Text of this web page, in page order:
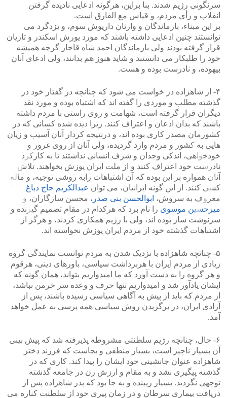
سرنگونی رژیم شدند. بنا براین، هرگونه ادعایی نادیده گرفتن
انقلاب و رأی مردم، و قیاس مع الفارق است.
بر این مبناء، بازماندگان و وارثان داریوش سوم، و یزدگرد می
توانستند چنین ادعایی داشته باشند که مورد یورش اسکندر و تازیان
قرار گرفته بودند ولی بازماندگان احمد شاه قاجار گرچه همیشه
خود را طلبکار می دانستند و شاید هنوز هم بدانند، ولی ادعای آنان
بیهوده، و نادرست بوده و هست.
۴- از شاهزاده در خواست می شود که چنانچه در گفتار خود در
گذشته مطلب و موردی را گفته اند که اشتباه بوده و مورد نقد
دیگران قرار گرفته است، شهامت و روی راستی با مردم داشته
باشند که بدان اذعان و اعتراف کنند. زیرا دیده شده کسانی که در
کشورمان مصدر کاری بوده اند، و درنتیجه کردار آنان آسیب و زیان
هایی به کشور و مردم وارد گردیده، ولی آنان از روی غرور و
خودخواهی، اندکی وجدان و شرف انسانی نداشتند تا به کارکرد
نادرست خود اعتراف کنند و از ملت ایران پوزش بخواهند. تلاش
آنان همواره بر این بوده که آن اشتباهات رابه روشی توجیه، و ماله
کشی کنند. از این گونه ایرانیان، می توان عبدالکریم حاج دباغ
معروف به سروش، ابوالحسن بنی صدر ، محسن سازگاران، و
میرحسین موسوی را نام برد که هرکدام در مقام تصمیم گیرنده و
سرنوشت ساز بوده اند، ولی با رژیم همکاری کردند، و هرگز از
اشتباهات گذشته خود از مردم ایران پوزش نخواسته اند.
۵- چنانچه شاهزاده با نزدیک شدن به مردم توانست نمایندگی گروه
زیادی از مردم ایران با هربرداشت سیاسی، باورهای دینی، هرقوم
و هر گروه را به دست آورد که ما امیدواریم بتواند، همان گونه که
ایشان یادآور شد و امیدواریم تنها حرف و وعده سر خرمن نباشد،
از مردم که باید از پیش به آگاهی سیاسی رسیده باشند، پس از
آزادی ایران، در برگزیدن روش سیاسی همه پرسی به عمل خواهد
آمد.
۶- حال، چنانچه رژیم سلطنتی مشروطه پذیرفته شد که پیش بینی
آن بسیار ناچیز است، بسیار منطقی و بجاست که فرزند دختر
شاهزاده عنوان جانشینی خود ایشان را پیدا کند. کاری که در
گذشته پیگیری نشد و به مقام و ارزش زن در جامعه گذشته
توجهی نگردید. بسیار زیبنده و به جا بود که پدر شاهزاده پس از
دریافت بیماری سرطان و در زمان پیری خود از سلطنت کناره می